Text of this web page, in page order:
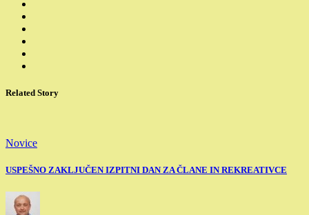
Related Story
Novice
USPEŠNO ZAKLJUČEN IZPITNI DAN ZA ČLANE IN REKREATIVCE